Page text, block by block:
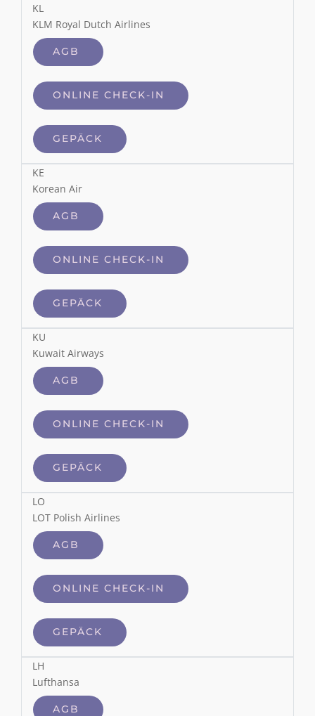
KL
KLM Royal Dutch Airlines
AGB
ONLINE CHECK-IN
GEPÄCK
KE
Korean Air
AGB
ONLINE CHECK-IN
GEPÄCK
KU
Kuwait Airways
AGB
ONLINE CHECK-IN
GEPÄCK
LO
LOT Polish Airlines
AGB
ONLINE CHECK-IN
GEPÄCK
LH
Lufthansa
AGB